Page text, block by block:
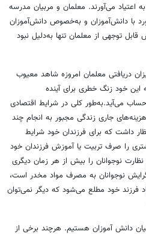
اعتیاد می‌آورند. معلمان و مربیان مدرسه
با دانش‌آموزان و به‌خصوص دانش‌آموزان
توجهی از معلمان تنها به‌دلیل نبود
دریافتی معلمان امروزه شاهد معیوب
خود زنگ خطری برای آینده
می‌آید.به‌طور کلی در شرایط اقتصادی
جاری زندگی مجبور به انجام چند
داشت که برای فرزندان خود شرایط
را صرف تربیت یا آموزش فرزندان خود
نوجوانان را بیش از هر زمان دیگری
نوجوانان به مصرف مواد مخدر است،
فرزند خود مطلع می‌شود که دیگر نمی‌توان
دانش آموزان هستیم. هرچند برخی از